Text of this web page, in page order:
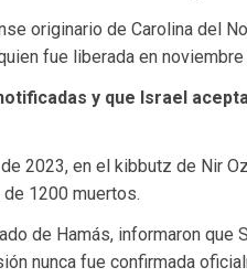
originario de Carolina del
fue liberada en noviembre
y que Israel
2023, en el kibbutz de Nir
1200 muertos.
de Hamás, informaron que
nunca fue confirmada